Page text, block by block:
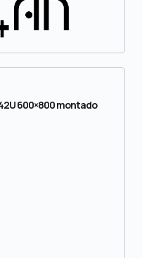
600×800 montado